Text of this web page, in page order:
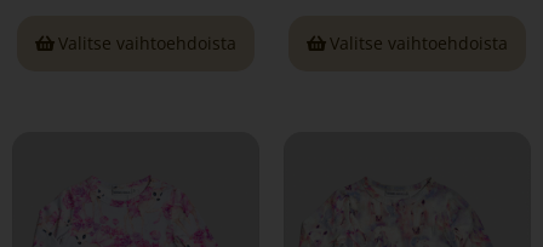
Valitse vaihtoehdoista Valitse vaihtoehdoista